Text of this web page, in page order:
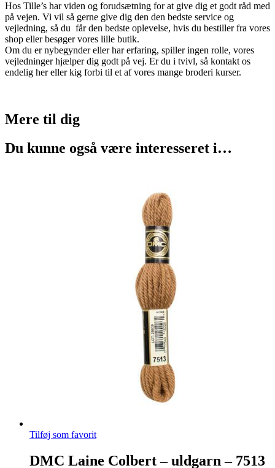
Hos Tille’s har viden og forudsætning for at give dig et godt råd med
på vejen. Vi vil så gerne give dig den den bedste service og
vejledning, så du får den bedste oplevelse, hvis du bestiller fra vores
shop eller besøger vores lille butik.
Om du er nybegynder eller har erfaring, spiller ingen rolle, vores
vejledninger hjælper dig godt på vej. Er du i tvivl, så kontakt os
endelig her eller kig forbi til et af vores mange broderi kurser.
Mere til dig
Du kunne også være interesseret i…
Tilføj som favorit
DMC Laine Colbert – uldgarn – 7513